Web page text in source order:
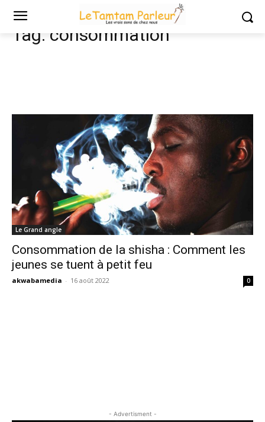
Tags Consommation
Tag: consommation
Le Grand angle
Consommation de la shisha : Comment les
jeunes se tuent à petit feu
akwabamedia - 16 août 2022 0
- Advertisment -